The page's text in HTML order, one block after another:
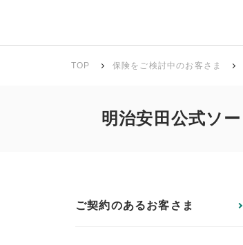
TOP 保険をご検討中のお客さま
明治安田公式ソ
ご契約のあるお客さま